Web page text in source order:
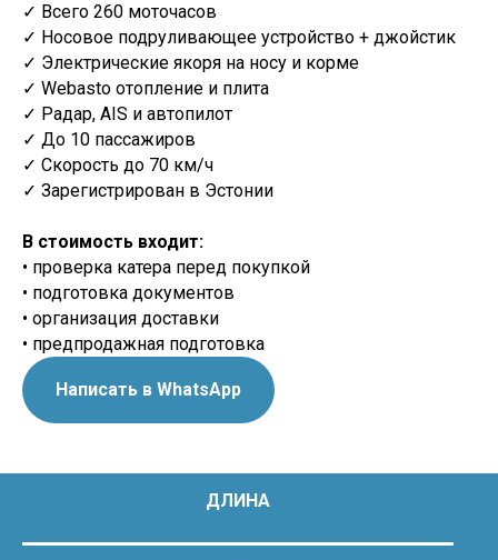
✓ Всего 260 моточасов
✓ Носовое подруливающее устройство + джойстик
✓ Электрические якоря на носу и корме
✓ Webasto отопление и плита
✓ Радар, AIS и автопилот
✓ До 10 пассажиров
✓ Скорость до 70 км/ч
✓ Зарегистрирован в Эстонии
В стоимость входит:
• проверка катера перед покупкой
• подготовка документов
• организация доставки
• предпродажная подготовка
Написать в WhatsApp
ДЛИНА